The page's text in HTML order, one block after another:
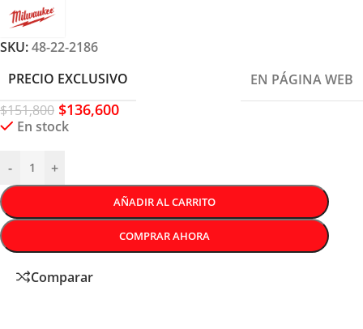
SKU:48-22-2186
PRECIO EXCLUSIVO
EN PÁGINA WEB
$151,800 $136,600
En stock
- +
AÑADIR AL CARRITO
COMPRAR AHORA
Comparar